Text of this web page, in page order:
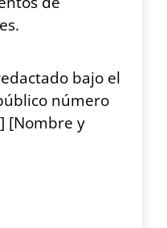
bajo el
número
[Nombre y